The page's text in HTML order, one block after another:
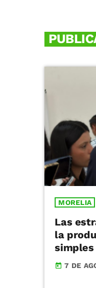
MORELIA
Las
la
simples
today 7 DE